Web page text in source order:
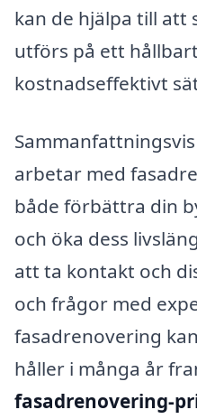
kan de hjälpa till att
utförs på ett
kostnadseffektivt
arbetar med
både förbättra din
och öka dess
att ta kontakt och
och frågor med
fasadrenovering
håller i många år
fasadrenovering-